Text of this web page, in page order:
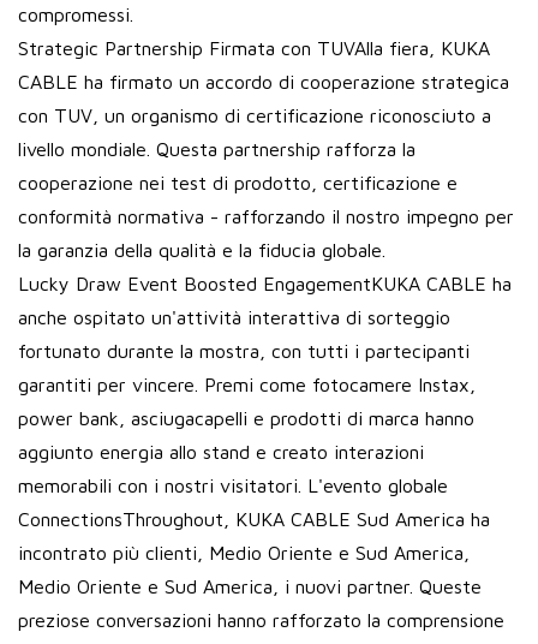
compromessi.
Strategic Partnership Firmata con TUVAlla fiera, KUKA
CABLE ha firmato un accordo di cooperazione strategica
con TUV, un organismo di certificazione riconosciuto a
livello mondiale. Questa partnership rafforza la
cooperazione nei test di prodotto, certificazione e
conformità normativa - rafforzando il nostro impegno per
la garanzia della qualità e la fiducia globale.
Lucky Draw Event Boosted EngagementKUKA CABLE ha
anche ospitato un'attività interattiva di sorteggio
fortunato durante la mostra, con tutti i partecipanti
garantiti per vincere. Premi come fotocamere Instax,
power bank, asciugacapelli e prodotti di marca hanno
aggiunto energia allo stand e creato interazioni
memorabili con i nostri visitatori. L'evento globale
ConnectionsThroughout, KUKA CABLE Sud America ha
incontrato più clienti, Medio Oriente e Sud America,
Medio Oriente e Sud America, i nuovi partner. Queste
preziose conversazioni hanno rafforzato la comprensione